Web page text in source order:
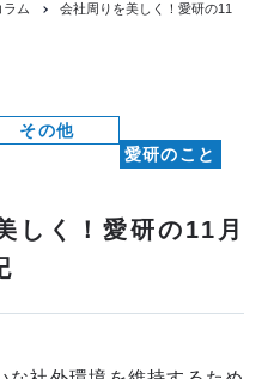
ラム
会社周りを美しく！愛研の11
その他
愛研のこと
しく！愛研の11月